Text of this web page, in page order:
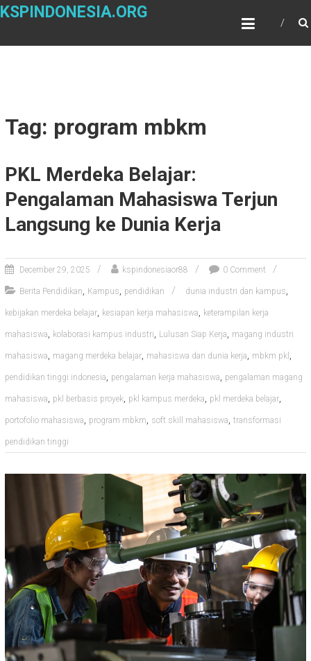
Skip
KSPINDONESIA.ORG
Tag: program mbkm
PKL Merdeka Belajar:
Pengalaman Mahasiswa Terjun
Langsung ke Dunia Kerja
December 29, 2025 kspindonesiaor88 0 Comment
Berita Pendidikan, Kampus, pendidikan dunia industri dan kampus,
kebijakan merdeka belajar, kesiapan kerja mahasiswa, keterampilan kerja
mahasiswa, kolaborasi kampus industri, Lulusan Siap Kerja, magang industri
mahasiswa, magang merdeka belajar, mahasiswa dan dunia kerja, mbkm pkl ,
pendidikan tinggi indonesia, pengalaman kerja mahasiswa, pengalaman magang
mahasiswa, pkl berbasis proyek, pkl kampus merdeka, pkl merdeka belajar,
portofolio mahasiswa, program mbkm, soft skill mahasiswa, transformasi
pendidikan tinggi